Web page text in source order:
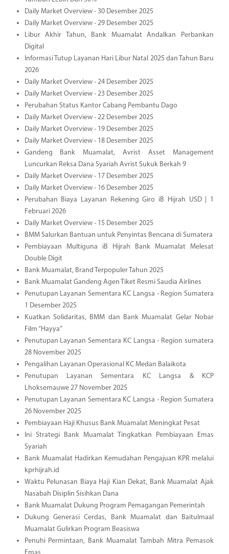
Daily Market Overview - 30 Desember 2025
Daily Market Overview - 29 Desember 2025
Libur Akhir Tahun, Bank Muamalat Andalkan Perbankan
Digital
Informasi Tutup Layanan Hari Libur Natal 2025 dan Tahun Baru
2026
Daily Market Overview - 24 Desember 2025
Daily Market Overview - 23 Desember 2025
Perubahan Status Kantor Cabang Pembantu Dago
Daily Market Overview - 22 Desember 2025
Daily Market Overview - 19 Desember 2025
Daily Market Overview - 18 Desember 2025
Gandeng Bank Muamalat, Avrist Asset Management
Luncurkan Reksa Dana Syariah Avrist Sukuk Berkah 9
Daily Market Overview - 17 Desember 2025
Daily Market Overview - 16 Desember 2025
Perubahan Biaya Layanan Rekening Giro iB Hijrah USD | 1
Februari 2026
Daily Market Overview - 15 Desember 2025
BMM Salurkan Bantuan untuk Penyintas Bencana di Sumatera
Pembiayaan Multiguna iB Hijrah Bank Muamalat Melesat
Double Digit
Bank Muamalat, Brand Terpopuler Tahun 2025
Bank Muamalat Gandeng Agen Tiket Resmi Saudia Airlines
Penutupan Layanan Sementara KC Langsa - Region Sumatera
1 Desember 2025
Kuatkan Solidaritas, BMM dan Bank Muamalat Gelar Nobar
Film “Hayya”
Penutupan Layanan Sementara KC Langsa - Region sumatera
28 November 2025
Pengalihan Layanan Operasional KC Medan Balaikota
Penutupan Layanan Sementara KC Langsa & KCP
Lhoksemauwe 27 November 2025
Penutupan Layanan Sementara KC Langsa - Region Sumatera
26 November 2025
Pembiayaan Haji Khusus Bank Muamalat Meningkat Pesat
Ini Strategi Bank Muamalat Tingkatkan Pembiayaan Emas
Syariah
Bank Muamalat Hadirkan Kemudahan Pengajuan KPR melalui
kprhijrah.id
Waktu Pelunasan Biaya Haji Kian Dekat, Bank Muamalat Ajak
Nasabah Disiplin Sisihkan Dana
Bank Muamalat Dukung Program Pemagangan Pemerintah
Dukung Generasi Cerdas, Bank Muamalat dan Baitulmaal
Muamalat Gulirkan Program Beasiswa
Penuhi Permintaan, Bank Muamalat Tambah Mitra Pemasok